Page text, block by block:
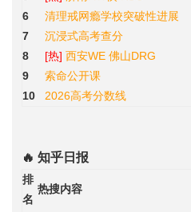
6
清理戒网瘾学校突破性进展
7
沉浸式高考查分
8
[热] 西安WE 佛山DRG
9
索命公开课
10
2026高考分数线
🔥 知乎日报
排
名
热搜内容